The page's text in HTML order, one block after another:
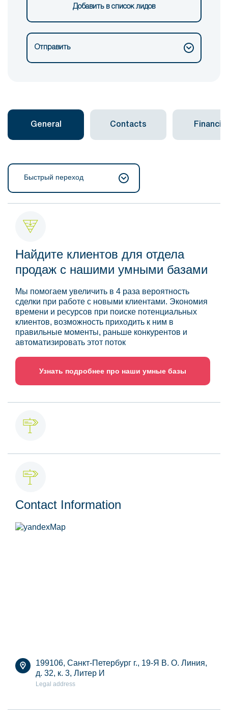
Добавить в список лидов
Отправить
General Contacts Financial
Быстрый переход
Найдите клиентов для отдела
продаж с нашими умными базами
Мы помогаем увеличить в 4 раза вероятность
сделки при работе с новыми клиентами. Экономия
времени и ресурсов при поиске потенциальных
клиентов, возможность приходить к ним в
правильные моменты, раньше конкурентов и
автоматизировать этот поток
Узнать подробнее про наши умные базы
Contact Information
199106, Санкт-Петербург г., 19-Я В. О. Линия,
д. 32, к. 3, Литер И
Legal address